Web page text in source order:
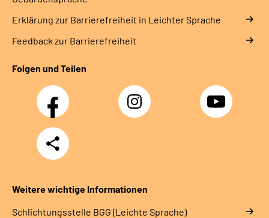
Erklärung zur Barrierefreiheit in Leichter Sprache
Feedback zur Barrierefreiheit
Folgen und Teilen
Facebook Instagram YouTube
Teilen
Weitere wichtige Informationen
Schlich­tungs­stel­le BGG (Leichte Sprache)